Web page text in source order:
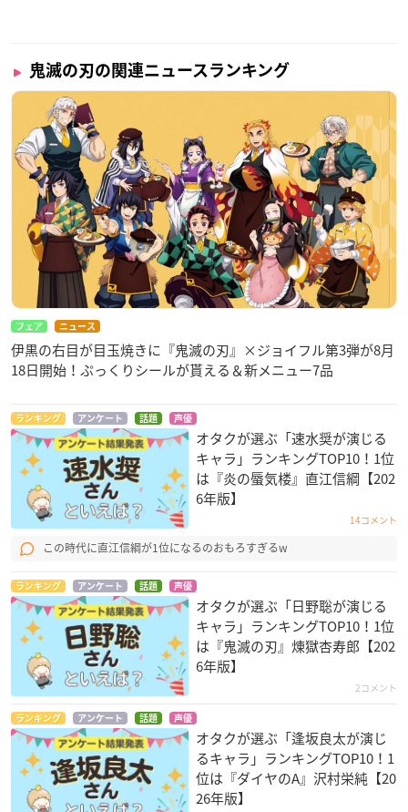
鬼滅の刃の関連ニュースランキング
フェア ニュース
伊黒の右目が目玉焼きに『鬼滅の刃』×ジョイフル第3弾が8月
18日開始！ぷっくりシールが貰える＆新メニュー7品
ランキング アンケート 話題 声優
オタクが選ぶ「速水奨が演じる
キャラ」ランキングTOP10！1位
は『炎の蜃気楼』直江信綱【202
6年版】
14コメント
この時代に直江信綱が1位になるのおもろすぎるw
ランキング アンケート 話題 声優
オタクが選ぶ「日野聡が演じる
キャラ」ランキングTOP10！1位
は『鬼滅の刃』煉󠄁獄杏寿郎【202
6年版】
2コメント
ランキング アンケート 話題 声優
オタクが選ぶ「逢坂良太が演じ
るキャラ」ランキングTOP10！1
位は『ダイヤのA』沢村栄純【20
26年版】